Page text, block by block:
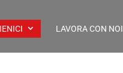
LAVORA CON NOI